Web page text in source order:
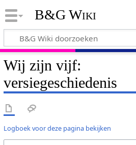
B&G Wiki
Wij zijn vijf:
versiegeschiedenis
Logboek voor deze pagina bekijken